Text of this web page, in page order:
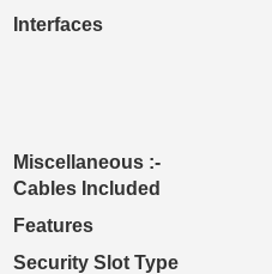
Interfaces
Miscellaneous :-
Cables Included
Features
Security Slot Type